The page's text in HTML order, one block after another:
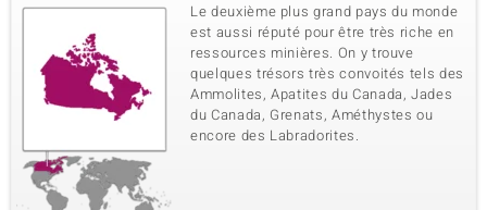
Le deuxième plus grand pays du monde
est aussi réputé pour être très riche en
ressources minières. On y trouve
quelques trésors très convoités tels des
Ammolites, Apatites du Canada, Jades
du Canada, Grenats, Améthystes ou
encore des Labradorites.